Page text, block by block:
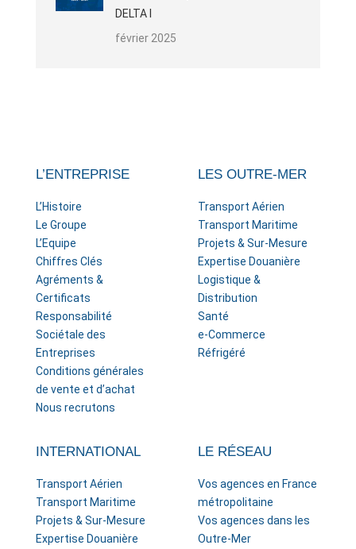
DELTA I
février 2025
L’ENTREPRISE
L’Histoire
Le Groupe
L’Equipe
Chiffres Clés
Agréments &
Certificats
Responsabilité
Sociétale des
Entreprises
Conditions générales
de vente et d’achat
Nous recrutons
LES OUTRE-MER
Transport Aérien
Transport Maritime
Projets & Sur-Mesure
Expertise Douanière
Logistique &
Distribution
Santé
e-Commerce
Réfrigéré
INTERNATIONAL
Transport Aérien
Transport Maritime
Projets & Sur-Mesure
Expertise Douanière
LE RÉSEAU
Vos agences en France
métropolitaine
Vos agences dans les
Outre-Mer